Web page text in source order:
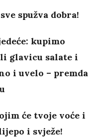
spužva dobra!
kupimo
glavicu salate i
i uvelo – premda
će tvoje voće i
i svježe!